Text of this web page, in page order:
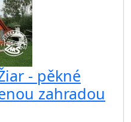
- pěkné
zahradou